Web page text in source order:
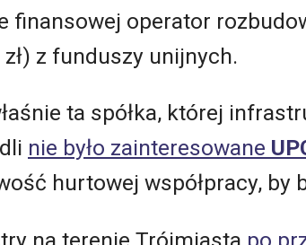
finansowej operator
z funduszy unijnych.
ta spółka, której
nie było zainteresowane
hurtowej współpracy, by
na terenie Trójmiasta po